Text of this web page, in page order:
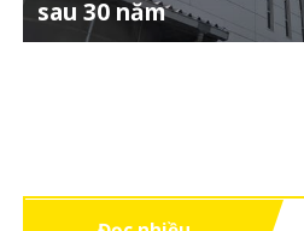
sau 30 năm